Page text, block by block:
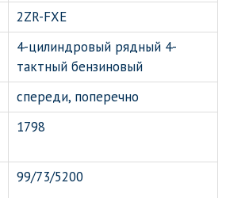
2ZR-FXE
4-цилиндровый рядный 4-
тактный бензиновый
спереди, поперечно
1798
99/73/5200